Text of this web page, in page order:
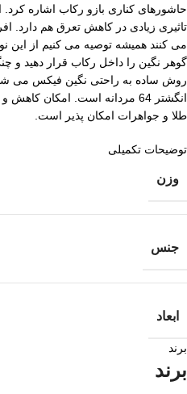
حاشورهای کناری بازو رکاب اشاره
تاثیری زیادی در کاهش تعرق هم دارد.
می کنند همیشه توصیه می کنیم از این
گوهر نگین را داخل رکاب قرار دهید و
روش ساده به راحتی نگین فیکس می
انگشتر 64 مردانه است. امکان
طلا و جواهرات امکان پذیر است.
توضیحات تکمیلی
وزن
جنس
ابعاد
برند
برند